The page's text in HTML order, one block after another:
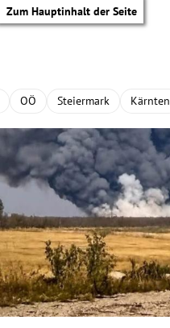
Zum Hauptinhalt der Seite
OÖ Steiermark Kärnten